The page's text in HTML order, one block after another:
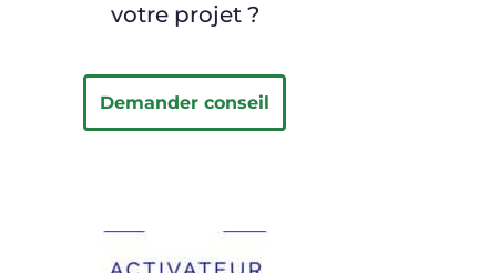
votre projet ?
Demander conseil